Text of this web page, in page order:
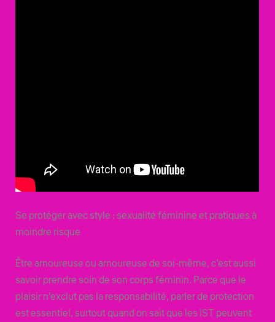
Se protéger avec style : sexualité féminine et pratiques à
moindre risque
Être amoureuse ou amoureuse de soi-même, c’est aussi
savoir prendre soin de son corps féminin. Parce que le
plaisir n’exclut pas la responsabilité, parler de protection
est essentiel, surtout quand on sait que les IST peuvent